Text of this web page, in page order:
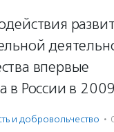
впервые
в России в
и доброволь­чест­во ·